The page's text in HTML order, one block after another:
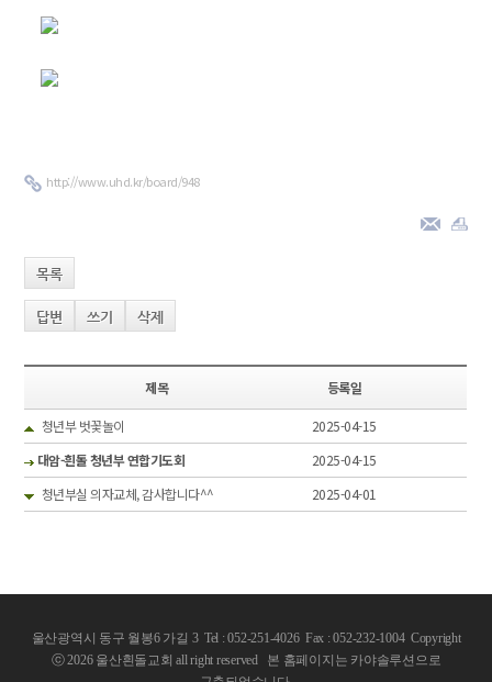
http://www.uhd.kr/board/948
목록
답변 쓰기 삭제
제목 등록일
청년부 벗꽃놀이
2025-04-15
대암-흰돌 청년부 연합기도회
2025-04-15
청년부실 의자교체, 감사합니다^^
2025-04-01
울산광역시 동구 월봉6 가길 3 Tel : 052-251-4026 Fax : 052-232-1004 Copyright
ⓒ 2026 울산흰돌교회 all right reserved 본 홈페이지는 카야솔루션으로